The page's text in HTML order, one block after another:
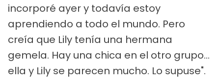
incorporé ayer y todavía estoy
aprendiendo a todo el mundo. Pero
creía que Lily tenía una hermana
gemela. Hay una chica en el otro grupo...
ella y Lily se parecen mucho. Lo supuse".